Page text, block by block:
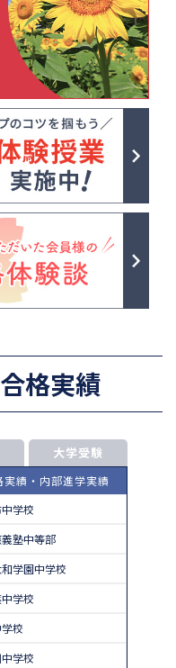
格実績
大学受験
実績・内部進学実績
学校
塾中等部
学園中学校
学校
校
学校